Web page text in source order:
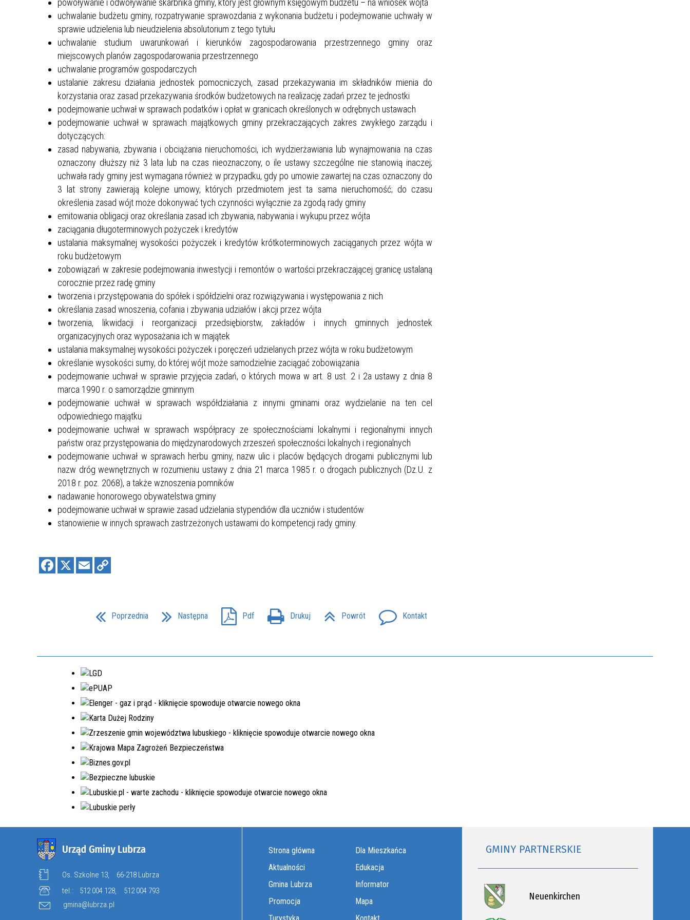
BUDOWA ŚWIETLICY WIEJSKIEJ W
MIEJSCOWOŚCI STAROPOLE
NR.WNIOSKU:
02/2021/7043/POLSKILAD
KWOTA WNIOSKOWANA:
1.420.293.72 ZŁ
ZREALIZOWANE
EDYCJA 3/2021
BUDOWA KOMPLEKSU
OŚWIATOWEGO W MIEJSCOWOŚCI
MOSTKI WRAZ Z INFRASTRUKTURĄ
TOWARZYSZĄCĄ-ETAP I
NR.WNIOSKU:
3PGR/2021/3385/POLSKILAD
KWOTA WNIOSKOWANA:
4.704.000,00 ZŁ
ODRZUCONY
EDYCJA 3PGR/2021
DOPOSAŻENIE SAMORZĄDOWEGO
ZAKŁADU BUDŻETOWEGO W
LUBRZY
NR.WNIOSKU:
3PGR/2021/3397/POLSKILAD
KWOTA WNIOSKOWANA:
1.540.206,00 ZŁ
ZREALIZOWANE
EDYCJA 6PGR/2023
PRZEBUDOWA DRÓG GMINNYCH W
MIEJSCOWOŚCIACH MOSTKI,
PRZEŁAZY
NR.WNIOSKU:
6PGR/2023/3199/POLSKILAD
KWOTA WNIOSKOWANA:
1.950.200,00 ZŁ
ZREALIZOWANA
EDYCJA 8PGR/2023
BUDOWA KOMPLEKSU
OŚWIATOWEGO W MIEJSCOWOŚCI
MOSTKI
NR.WNIOSKU:
5.980.000,00 ZŁ
W TRAKCIE REALIZACJI
powoływanie i odwoływanie skarbnika gminy, który jest głównym księgowym budżetu – na wniosek wójta
uchwalanie budżetu gminy, rozpatrywanie sprawozdania z wykonania budżetu i podejmowanie uchwały w
sprawie udzielenia lub nieudzielenia absolutorium z tego tytułu
uchwalanie studium uwarunkowań i kierunków zagospodarowania przestrzennego gminy oraz
miejscowych planów zagospodarowania przestrzennego
uchwalanie programów gospodarczych
ustalanie zakresu działania jednostek pomocniczych, zasad przekazywania im składników mienia do
korzystania oraz zasad przekazywania środków budżetowych na realizację zadań przez te jednostki
podejmowanie uchwał w sprawach podatków i opłat w granicach określonych w odrębnych ustawach
podejmowanie uchwał w sprawach majątkowych gminy przekraczających zakres zwykłego zarządu i
dotyczących:
zasad nabywania, zbywania i obciążania nieruchomości, ich wydzierżawiania lub wynajmowania na czas
oznaczony dłuższy niż 3 lata lub na czas nieoznaczony, o ile ustawy szczególne nie stanowią inaczej;
uchwała rady gminy jest wymagana również w przypadku, gdy po umowie zawartej na czas oznaczony do
3 lat strony zawierają kolejne umowy, których przedmiotem jest ta sama nieruchomość; do czasu
określenia zasad wójt może dokonywać tych czynności wyłącznie za zgodą rady gminy
emitowania obligacji oraz określania zasad ich zbywania, nabywania i wykupu przez wójta
zaciągania długoterminowych pożyczek i kredytów
ustalania maksymalnej wysokości pożyczek i kredytów krótkoterminowych zaciąganych przez wójta w
roku budżetowym
zobowiązań w zakresie podejmowania inwestycji i remontów o wartości przekraczającej granicę ustalaną
corocznie przez radę gminy
tworzenia i przystępowania do spółek i spółdzielni oraz rozwiązywania i występowania z nich
określania zasad wnoszenia, cofania i zbywania udziałów i akcji przez wójta
tworzenia, likwidacji i reorganizacji przedsiębiorstw, zakładów i innych gminnych jednostek
organizacyjnych oraz wyposażania ich w majątek
ustalania maksymalnej wysokości pożyczek i poręczeń udzielanych przez wójta w roku budżetowym
określanie wysokości sumy, do której wójt może samodzielnie zaciągać zobowiązania
podejmowanie uchwał w sprawie przyjęcia zadań, o których mowa w art. 8 ust. 2 i 2a ustawy z dnia 8
marca 1990 r. o samorządzie gminnym
podejmowanie uchwał w sprawach współdziałania z innymi gminami oraz wydzielanie na ten cel
odpowiedniego majątku
podejmowanie uchwał w sprawach współpracy ze społecznościami lokalnymi i regionalnymi innych
państw oraz przystępowania do międzynarodowych zrzeszeń społeczności lokalnych i regionalnych
podejmowanie uchwał w sprawach herbu gminy, nazw ulic i placów będących drogami publicznymi lub
nazw dróg wewnętrznych w rozumieniu ustawy z dnia 21 marca 1985 r. o drogach publicznych (Dz.U. z
2018 r. poz. 2068), a także wznoszenia pomników
nadawanie honorowego obywatelstwa gminy
podejmowanie uchwał w sprawie zasad udzielania stypendiów dla uczniów i studentów
stanowienie w innych sprawach zastrzeżonych ustawami do kompetencji rady gminy.
Poprzednia Następna Pdf Drukuj Powrót Kontakt
Os. Szkolne 13,
66-218 Lubrza
tel.:
512 004 128,
512 004 793
gmina@lubrza.pl
Strona główna
Aktualności
Gmina Lubrza
Promocja
Dla Mieszkańca
Edukacja
Informator
Mapa
GMINY PARTNERSKIE
Neuenkirchen